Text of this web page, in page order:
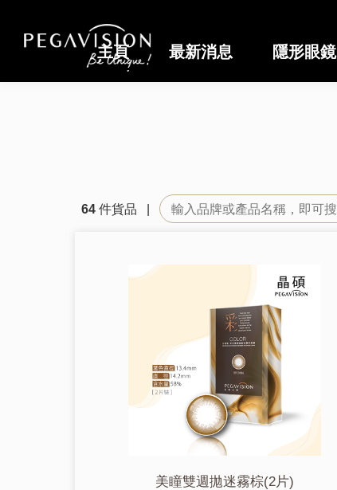
主頁 最新消息 隱形眼鏡
64 件貨品 |
美瞳雙週拋迷霧棕(2片)